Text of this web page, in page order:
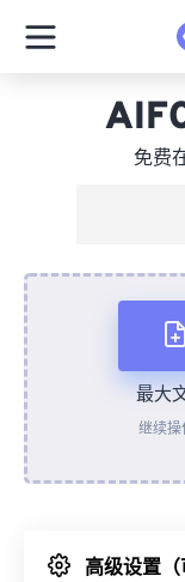
免费
最大
继续操
高级设置（